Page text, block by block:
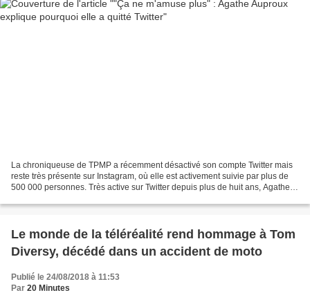
La chroniqueuse de TPMP a récemment désactivé son compte Twitter mais
reste très présente sur Instagram, où elle est activement suivie par plus de
500 000 personnes. Très active sur Twitter depuis plus de huit ans, Agathe
Le monde de la téléréalité rend hommage à Tom
Diversy, décédé dans un accident de moto
Publié le 24/08/2018 à 11:53
Par 20 Minutes